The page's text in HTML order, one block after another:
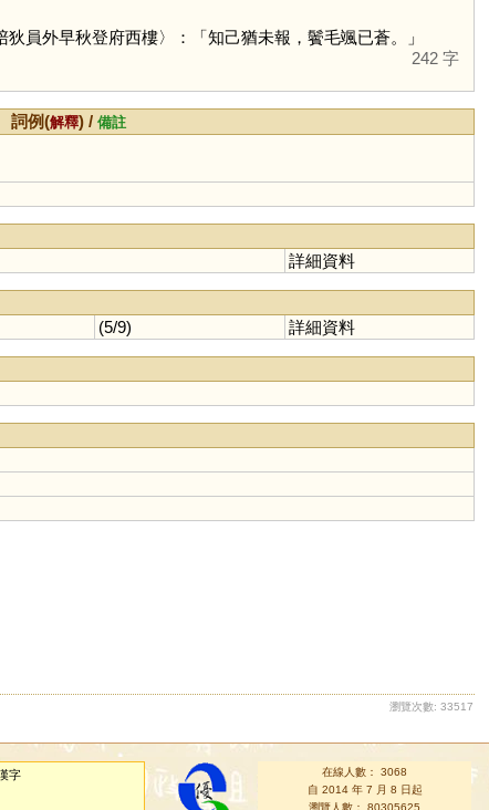
員外早秋登府西樓〉：「知己猶未報，鬢毛颯已蒼。」
242 字
詞例(解釋) /備註
詳細資料
(5/9) 詳細資料
瀏覽次數: 33517
字
在線人數： 3068
自 2014 年 7 月 8 日起
瀏覽人數： 80305625